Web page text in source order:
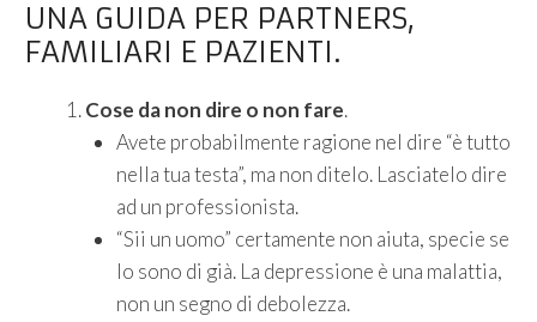
UNA GUIDA PER PARTNERS,
FAMILIARI E PAZIENTI.
Cose da non dire o non fare.
Avete probabilmente ragione nel dire “è tutto
nella tua testa”, ma non ditelo. Lasciatelo dire
ad un professionista.
“Sii un uomo” certamente non aiuta, specie se
lo sono di già. La depressione è una malattia,
non un segno di debolezza.